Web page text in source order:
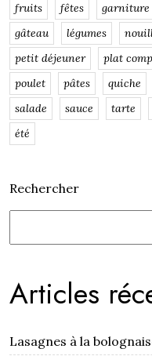
fruits
fêtes garniture
gâteau
légumes
petit déjeuner
plat
poulet
pâtes quiche
salade
sauce tarte
été
Rechercher
Articles
Lasagnes à la